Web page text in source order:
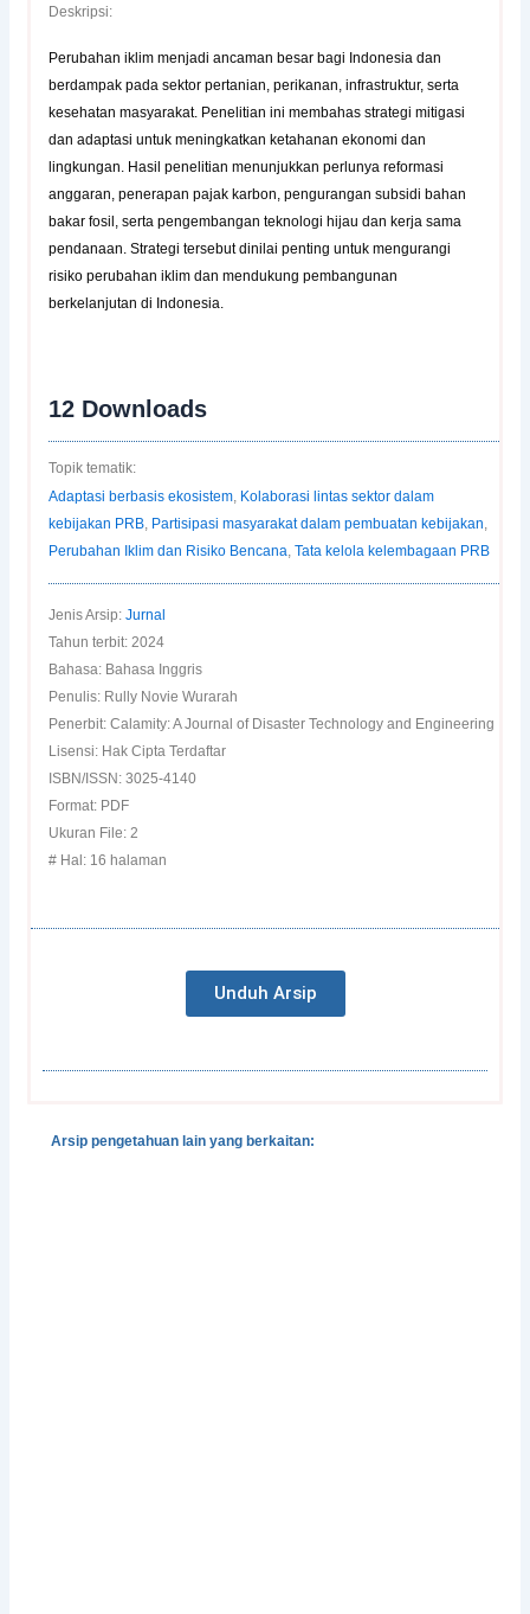
Deskripsi:
Perubahan iklim menjadi ancaman besar bagi Indonesia dan
berdampak pada sektor pertanian, perikanan, infrastruktur, serta
kesehatan masyarakat. Penelitian ini membahas strategi mitigasi
dan adaptasi untuk meningkatkan ketahanan ekonomi dan
lingkungan. Hasil penelitian menunjukkan perlunya reformasi
anggaran, penerapan pajak karbon, pengurangan subsidi bahan
bakar fosil, serta pengembangan teknologi hijau dan kerja sama
pendanaan. Strategi tersebut dinilai penting untuk mengurangi
risiko perubahan iklim dan mendukung pembangunan
berkelanjutan di Indonesia.
12 Downloads
Topik tematik:
Adaptasi berbasis ekosistem, Kolaborasi lintas sektor dalam
kebijakan PRB, Partisipasi masyarakat dalam pembuatan kebijakan,
Perubahan Iklim dan Risiko Bencana,Tata kelola kelembagaan PRB
Jenis Arsip:Jurnal
Tahun terbit: 2024
Bahasa: Bahasa Inggris
Penulis: Rully Novie Wurarah
Penerbit: Calamity: A Journal of Disaster Technology and Engineering
Lisensi: Hak Cipta Terdaftar
ISBN/ISSN: 3025-4140
Format: PDF
Ukuran File: 2
# Hal: 16 halaman
Unduh Arsip
Arsip pengetahuan lain yang berkaitan: